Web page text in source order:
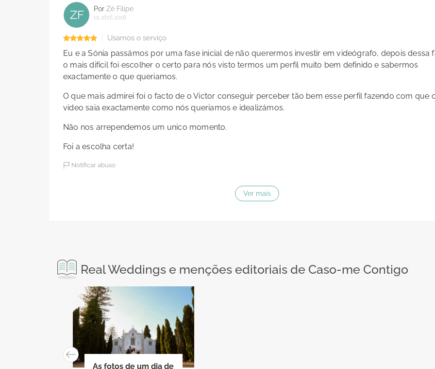
ZF Por Zé Filipe
01 abril 2018
Usamos o serviço
Eu e a Sónia passámos por uma fase inicial de não querermos investir em videógrafo, depois dessa
o mais dificil foi escolher o certo para nós visto termos um perfil muito bem definido e sabermos
exactamente o que queriamos.
O que mais admirei foi o facto de o Victor conseguir perceber tão bem esse perfil fazendo com que
video saia exactamente como nós queriamos e idealizámos.
Não nos arrependemos um unico momento.
Foi a escolha certa!
Notificar abuso
Ver mais
Real Weddings e menções editoriais de Caso-me Contigo
As fotos de um dia de